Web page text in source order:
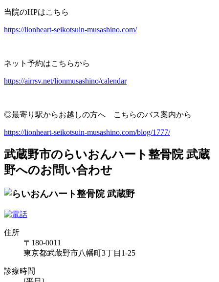
当院のHPはこちら
https://lionheart-seikotsuin-musashino.com/
ネット予約はこちらから
https://airrsv.net/lionmusashino/calendar
◎最寄り駅からお越しの方へ こちらのバス案内から
https://lionheart-seikotsuin-musashino.com/blog/1777/
武蔵野市のらいおんハート整骨院 武蔵
野へのお問い合わせ
住所
〒180-0011
東京都武蔵野市八幡町3丁目1-25
診療時間